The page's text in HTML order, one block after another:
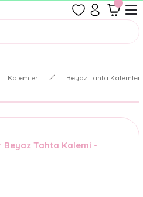
Gün Kargoda!
Kalemler Beyaz Tahta
Tahta Kalemi -